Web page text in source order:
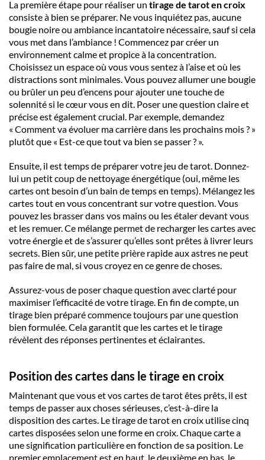
La première étape pour réaliser un tirage de tarot en croix
consiste à bien se préparer. Ne vous inquiétez pas, aucune
bougie noire ou ambiance incantatoire nécessaire, sauf si cela
vous met dans l’ambiance ! Commencez par créer un
environnement calme et propice à la concentration
Choisissez un espace où vous vous sentez à l’aise et où les
distractions sont minimales. Vous pouvez allumer une bougie
ou brûler un peu d’encens pour ajouter une touche de
solennité si le cœur vous en dit. Poser une question claire et
préciseest également crucial. Par exemple, demandez
« Comment va évoluer ma carrière dans les prochains mois ? »
plutôt que « Est-ce que tout va bien se passer ? ».
Ensuite, il est temps de préparer votre jeu de tarot . Donnez-
lui un petit coup de nettoyage énergétique (oui, même les
cartesont besoin d’un bain de temps en temps). Mélangez les
cartes tout en vous concentrant sur votre question . Vous
pouvez les brasser dans vos mains ou les étaler devant vous
et les remuer. Ce mélange permet de recharger lescartesavec
votre énergie et de s’assurer qu’elles sont prêtes à livrer leurs
secrets. Bien sûr, une petite prière rapide aux astres ne peut
pas faire de mal, si vous croyez en ce genre de choses.
Assurez-vous de poser chaque question avec clarté pour
maximiser l’efficacité de votretirage . En fin de compte, un
tirage bien préparécommence toujours par unequestion
bien formulée . Cela garantit que lescarteset letirage
révèlent des réponses pertinentes et éclairantes.
Position des cartes dans le tirage en croix
Maintenant que vous et voscartesdetarotêtes prêts, il est
temps de passer aux choses sérieuses, c’est-à-dire la
disposition descartes . Letirage de tarot en croix utilise cinq
cartesdisposées selon une forme en croix. Chaquecartea
une signification particulière en fonction de sa position. Le
premier emplacement est en haut, le deuxième en bas, le